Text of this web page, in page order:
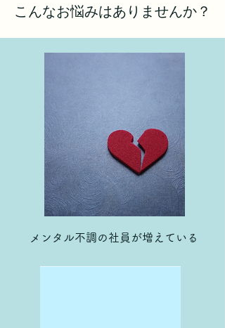
こんなお悩みはありませんか？
メンタル不調の社員が増えている